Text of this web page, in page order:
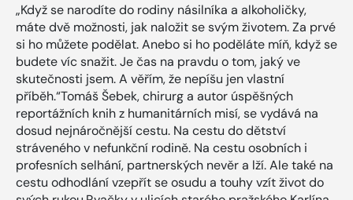
„Když se narodíte do rodiny násilníka a alkoholičky,
máte dvě možnosti, jak naložit se svým životem. Za prvé
si ho můžete podělat. Anebo si ho poděláte míň, když se
budete víc snažit. Je čas na pravdu o tom, jaký ve
skutečnosti jsem. A věřím, že nepíšu jen vlastní
příběh.“Tomáš Šebek, chirurg a autor úspěšných
reportážních knih z humanitárních misí, se vydává na
dosud nejnáročnější cestu. Na cestu do dětství
stráveného v nefunkční rodině. Na cestu osobních i
profesních selhání, partnerských nevěr a lží. Ale také na
cestu odhodlání vzepřít se osudu a touhy vzít život do